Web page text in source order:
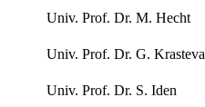
Univ. Prof. Dr. M. Hecht
Univ. Prof. Dr. G.
Univ. Prof. Dr. S. Iden